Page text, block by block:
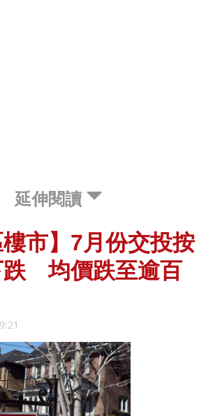
延伸閱讀
樓市】7月份交投按
跌 均價跌至逾百